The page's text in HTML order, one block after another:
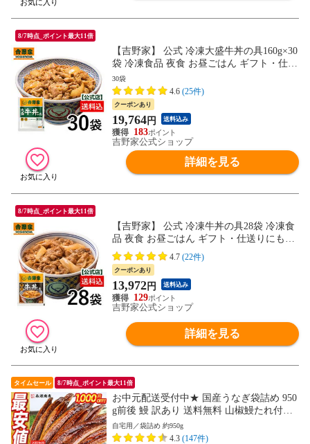
8/7時点_ポイント最大11倍
【吉野家】 公式 冷凍大盛牛丼の具160g×30
袋 冷凍食品 夜食 お昼ごはん ギフト・仕送
りにも！ 送料込み
30袋
4.6 (25件)
クーポンあり
19,764円 送料込み
183
吉野家公式ショップ
詳細を見る
8/7時点_ポイント最大11倍
【吉野家】 公式 冷凍牛丼の具28袋 冷凍食
品 夜食 お昼ごはん ギフト・仕送りにも！
送料込み
4.7 (22件)
クーポンあり
13,972円 送料込み
129
吉野家公式ショップ
詳細を見る
タイムセール 8/7時点_ポイント最大11倍
お中元配送受付中★ 国産うなぎ袋詰め 950
g前後 鰻 訳あり 送料無料 山椒鰻たれ付お
取り寄せグルメ 食品 海鮮 土用丑【最安値
挑戦！14800円→13800円セール】
自宅用／袋詰め 約950g
4.3 (147件)